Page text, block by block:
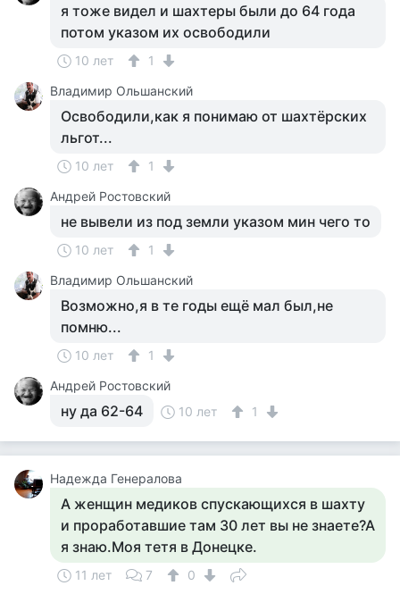
я тоже видел и шахтеры были до 64 года
потом указом их освободили
10 лет
1
Владимир Ольшанский
Освободили,как я понимаю от шахтёрских
льгот...
10 лет
1
Андрей Ростовский
не вывели из под земли указом мин чего то
10 лет
1
Владимир Ольшанский
Возможно,я в те годы ещё мал был,не
помню...
10 лет
1
Андрей Ростовский
ну да 62-64 10 лет 1
Надежда Генералова
А женщин медиков спускающихся в шахту
и проработавшие там 30 лет вы не знаете?А
я знаю.Моя тетя в Донецке.
11 лет 7
0